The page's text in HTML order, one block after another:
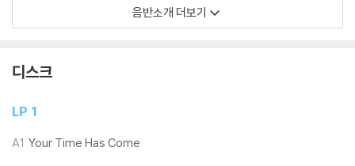
닐은 품질보증대상이 아닙니다.
3) 일본 제작 LP는 대부분 겉비닐이 밀봉되어 있지 않습니다.
※ 재생 불량
1) 침압 조절 기능이 없는 턴테이블을 사용하시는 경우, (주로 올인원 형태
수 있습니다.
음반소개 더보기
디스크
LP 1
A1 Your Time Has Come